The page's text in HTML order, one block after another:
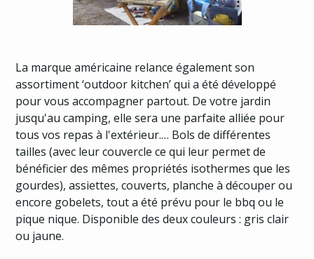
La marque américaine relance également son
assortiment ‘outdoor kitchen’ qui a été développé
pour vous accompagner partout. De votre jardin
jusqu'au camping, elle sera une parfaite alliée pour
tous vos repas à l'extérieur.… Bols de différentes
tailles (avec leur couvercle ce qui leur permet de
bénéficier des mêmes propriétés isothermes que les
gourdes), assiettes, couverts, planche à découper ou
encore gobelets, tout a été prévu pour le bbq ou le
pique nique. Disponible des deux couleurs : gris clair
ou jaune.